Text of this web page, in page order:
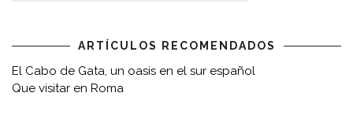
ARTÍCULOS RECOMENDADOS
El Cabo de Gata, un oasis en el sur español
Que visitar en Roma